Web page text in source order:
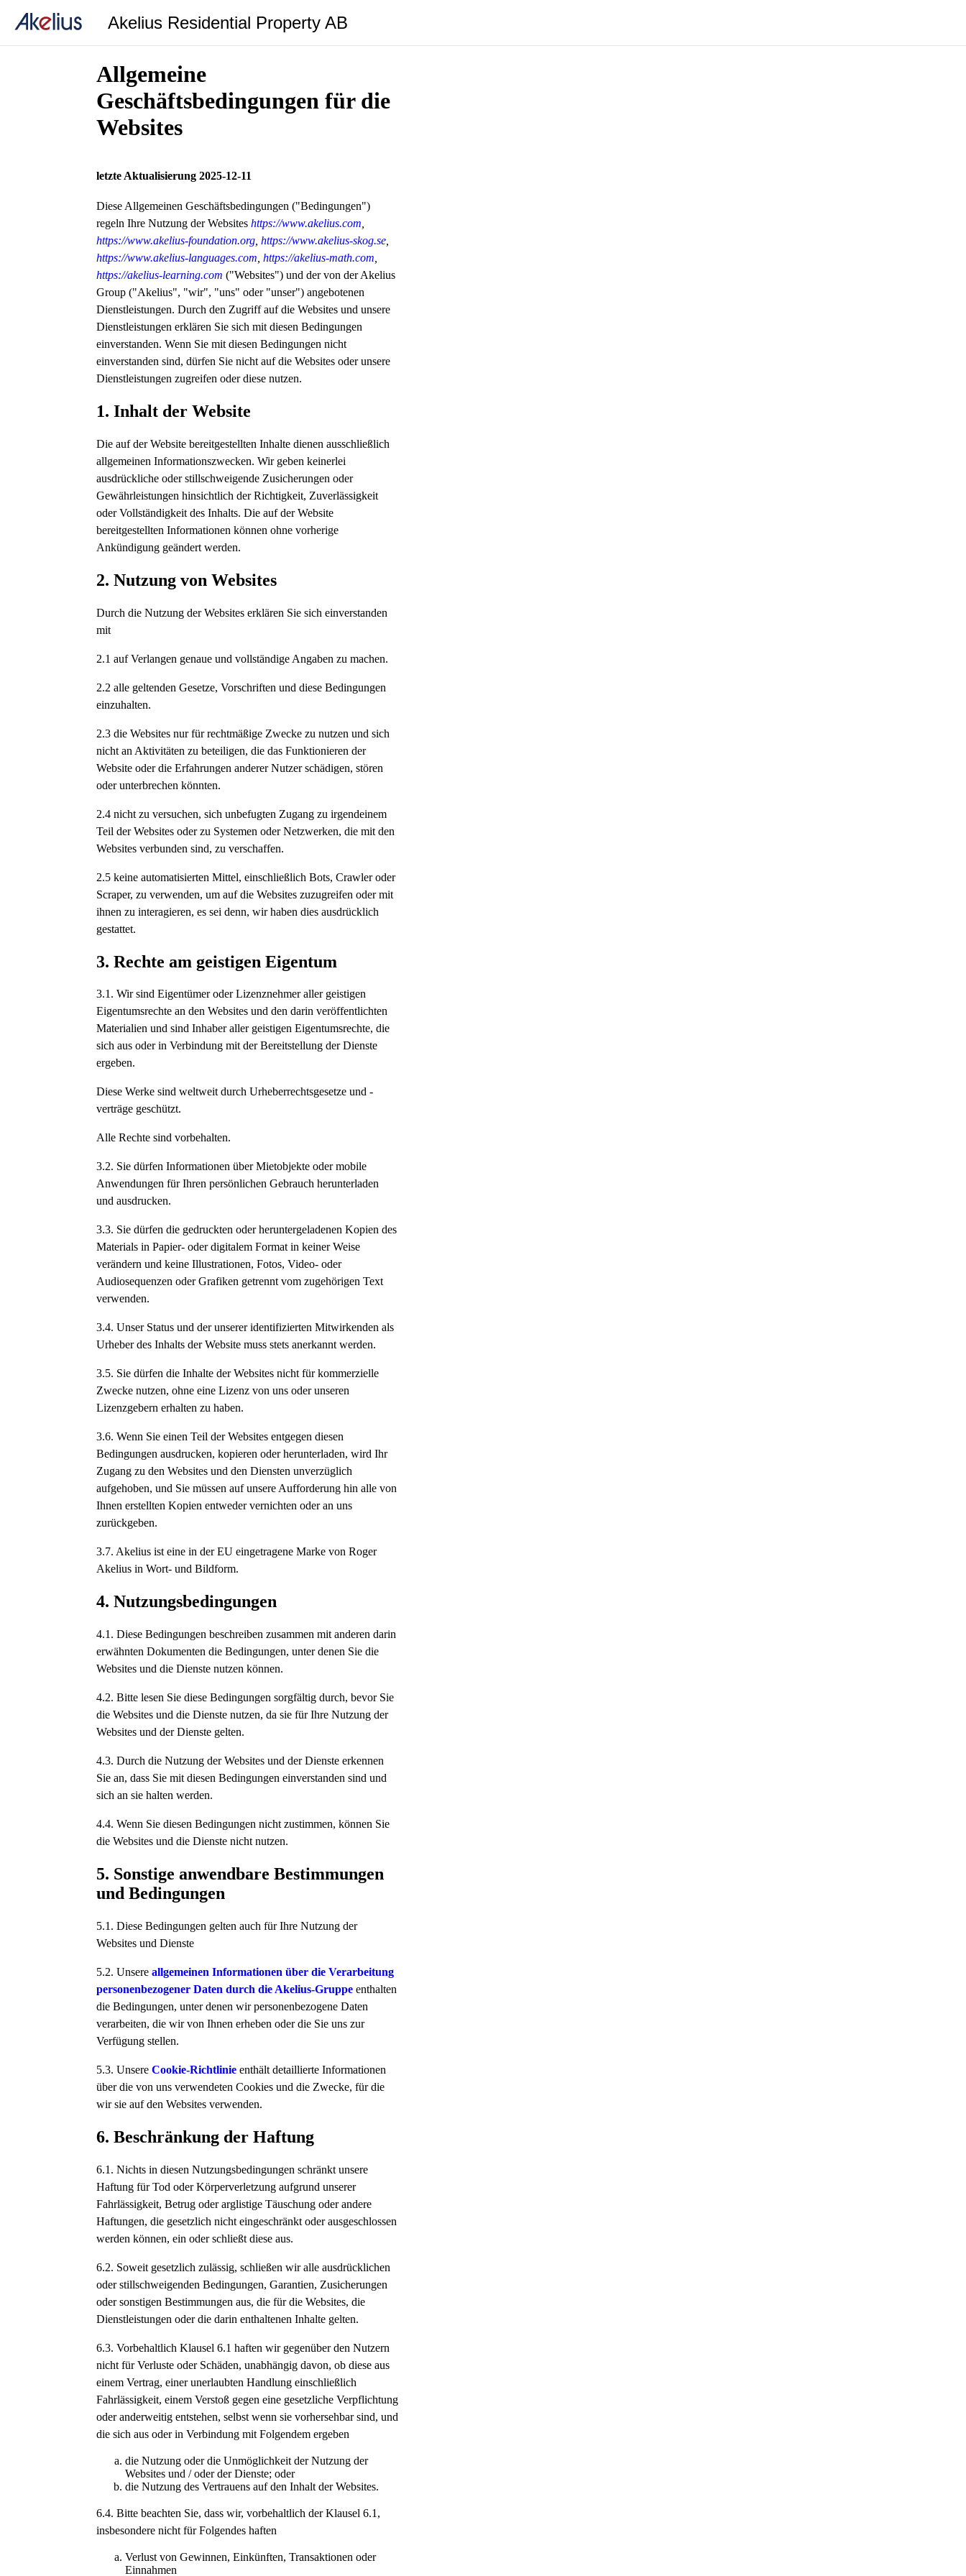
Akelius Residential Property AB
Allgemeine
Geschäftsbedingungen für die
Websites
letzte Aktualisierung 2025-12-11
Diese Allgemeinen Geschäftsbedingungen ("Bedingungen")
regeln Ihre Nutzung der Websiteshttps://www.akelius.com
https://www.akelius-foundation.org ,https://www.akelius-skog.se
https://www.akelius-languages.com ,https://akelius-math.com
https://akelius-learning.com ("Websites") und der von der Akelius
Group ("Akelius", "wir", "uns" oder "unser") angebotenen
Dienstleistungen. Durch den Zugriff auf die Websites und unsere
Dienstleistungen erklären Sie sich mit diesen Bedingungen
einverstanden. Wenn Sie mit diesen Bedingungen nicht
einverstanden sind, dürfen Sie nicht auf die Websites oder unsere
Dienstleistungen zugreifen oder diese nutzen.
1. Inhalt der Website
Die auf der Website bereitgestellten Inhalte dienen ausschließlich
allgemeinen Informationszwecken. Wir geben keinerlei
ausdrückliche oder stillschweigende Zusicherungen oder
Gewährleistungen hinsichtlich der Richtigkeit, Zuverlässigkeit
oder Vollständigkeit des Inhalts. Die auf der Website
bereitgestellten Informationen können ohne vorherige
Ankündigung geändert werden.
2. Nutzung von Websites
Durch die Nutzung der Websites erklären Sie sich einverstanden
mit
2.1 auf Verlangen genaue und vollständige Angaben zu machen.
2.2 alle geltenden Gesetze, Vorschriften und diese Bedingungen
einzuhalten.
2.3 die Websites nur für rechtmäßige Zwecke zu nutzen und sich
nicht an Aktivitäten zu beteiligen, die das Funktionieren der
Website oder die Erfahrungen anderer Nutzer schädigen, stören
oder unterbrechen könnten.
2.4 nicht zu versuchen, sich unbefugten Zugang zu irgendeinem
Teil der Websites oder zu Systemen oder Netzwerken, die mit den
Websites verbunden sind, zu verschaffen.
2.5 keine automatisierten Mittel, einschließlich Bots, Crawler oder
Scraper, zu verwenden, um auf die Websites zuzugreifen oder mit
ihnen zu interagieren, es sei denn, wir haben dies ausdrücklich
gestattet.
3. Rechte am geistigen Eigentum
3.1. Wir sind Eigentümer oder Lizenznehmer aller geistigen
Eigentumsrechte an den Websites und den darin veröffentlichten
Materialien und sind Inhaber aller geistigen Eigentumsrechte, die
sich aus oder in Verbindung mit der Bereitstellung der Dienste
ergeben.
Diese Werke sind weltweit durch Urheberrechtsgesetze und -
verträge geschützt.
Alle Rechte sind vorbehalten.
3.2. Sie dürfen Informationen über Mietobjekte oder mobile
Anwendungen für Ihren persönlichen Gebrauch herunterladen
und ausdrucken.
3.3. Sie dürfen die gedruckten oder heruntergeladenen Kopien des
Materials in Papier- oder digitalem Format in keiner Weise
verändern und keine Illustrationen, Fotos, Video- oder
Audiosequenzen oder Grafiken getrennt vom zugehörigen Text
verwenden.
3.4. Unser Status und der unserer identifizierten Mitwirkenden als
Urheber des Inhalts der Website muss stets anerkannt werden.
3.5. Sie dürfen die Inhalte der Websites nicht für kommerzielle
Zwecke nutzen, ohne eine Lizenz von uns oder unseren
Lizenzgebern erhalten zu haben.
3.6. Wenn Sie einen Teil der Websites entgegen diesen
Bedingungen ausdrucken, kopieren oder herunterladen, wird Ihr
Zugang zu den Websites und den Diensten unverzüglich
aufgehoben, und Sie müssen auf unsere Aufforderung hin alle von
Ihnen erstellten Kopien entweder vernichten oder an uns
zurückgeben.
3.7. Akelius ist eine in der EU eingetragene Marke von Roger
Akelius in Wort- und Bildform.
4. Nutzungsbedingungen
4.1. Diese Bedingungen beschreiben zusammen mit anderen darin
erwähnten Dokumenten die Bedingungen, unter denen Sie die
Websites und die Dienste nutzen können.
4.2. Bitte lesen Sie diese Bedingungen sorgfältig durch, bevor Sie
die Websites und die Dienste nutzen, da sie für Ihre Nutzung der
Websites und der Dienste gelten.
4.3. Durch die Nutzung der Websites und der Dienste erkennen
Sie an, dass Sie mit diesen Bedingungen einverstanden sind und
sich an sie halten werden.
4.4. Wenn Sie diesen Bedingungen nicht zustimmen, können Sie
die Websites und die Dienste nicht nutzen.
5. Sonstige anwendbare Bestimmungen
und Bedingungen
5.1. Diese Bedingungen gelten auch für Ihre Nutzung der
Websites und Dienste
5.2. Unsereallgemeinen Informationen über die Verarbeitung
personenbezogener Daten durch die Akelius-Gruppe enthalten
die Bedingungen, unter denen wir personenbezogene Daten
verarbeiten, die wir von Ihnen erheben oder die Sie uns zur
Verfügung stellen.
5.3. UnsereCookie-Richtlinie enthält detaillierte Informationen
über die von uns verwendeten Cookies und die Zwecke, für die
wir sie auf den Websites verwenden.
6. Beschränkung der Haftung
6.1. Nichts in diesen Nutzungsbedingungen schränkt unsere
Haftung für Tod oder Körperverletzung aufgrund unserer
Fahrlässigkeit, Betrug oder arglistige Täuschung oder andere
Haftungen, die gesetzlich nicht eingeschränkt oder ausgeschlossen
werden können, ein oder schließt diese aus.
6.2. Soweit gesetzlich zulässig, schließen wir alle ausdrücklichen
oder stillschweigenden Bedingungen, Garantien, Zusicherungen
oder sonstigen Bestimmungen aus, die für die Websites, die
Dienstleistungen oder die darin enthaltenen Inhalte gelten.
6.3. Vorbehaltlich Klausel 6.1 haften wir gegenüber den Nutzern
nicht für Verluste oder Schäden, unabhängig davon, ob diese aus
einem Vertrag, einer unerlaubten Handlung einschließlich
Fahrlässigkeit, einem Verstoß gegen eine gesetzliche Verpflichtung
oder anderweitig entstehen, selbst wenn sie vorhersehbar sind, und
die sich aus oder in Verbindung mit Folgendem ergeben
die Nutzung oder die Unmöglichkeit der Nutzung der
Websites und / oder der Dienste; oder
die Nutzung des Vertrauens auf den Inhalt der Websites.
6.4. Bitte beachten Sie, dass wir, vorbehaltlich der Klausel 6.1,
insbesondere nicht für Folgendes haften
Verlust von Gewinnen, Einkünften, Transaktionen oder
Einnahmen